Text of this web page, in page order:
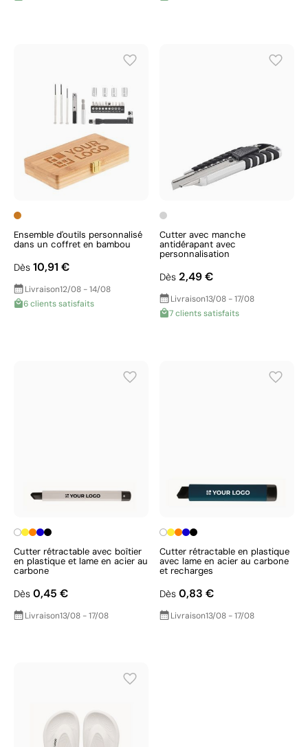
Ensemble d'outils personnalisé
dans un coffret en bambou
Dès 10,91 €
Livraison12/08 - 14/08
6 clients satisfaits
Cutter avec manche
antidérapant avec
personnalisation
Dès 2,49 €
Livraison13/08 - 17/08
7 clients satisfaits
Cutter rétractable avec boîtier
en plastique et lame en acier au
carbone
Dès 0,45 €
Livraison13/08 - 17/08
Cutter rétractable en plastique
avec lame en acier au carbone
et recharges
Dès 0,83 €
Livraison13/08 - 17/08